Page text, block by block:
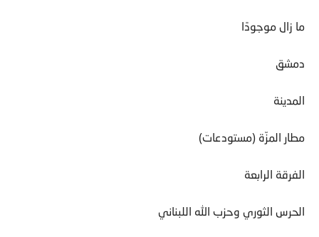
ما زال موجودًا
دمشق
المدينة
مطار المزّة (مستودعات)
الفرقة الرابعة
الحرس الثوري وحزب الله اللبناني